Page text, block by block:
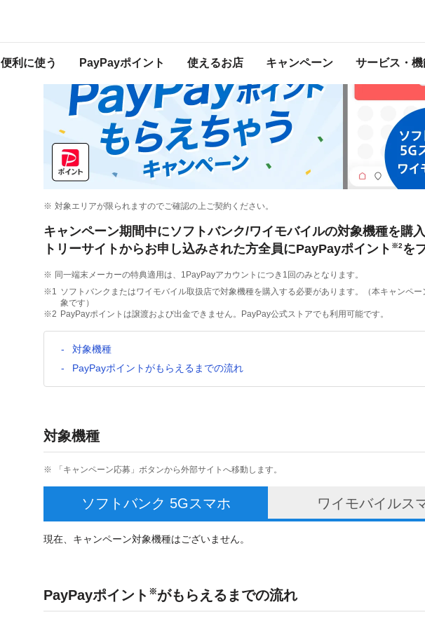
便利に使う PayPayポイント 使えるお店 キャンペーン サービス・
対象エリアが限られますのでご確認の上ご契約ください。
キャンペーン期間中にソフトバンク/ワイモバイルの対象機種を購
トリーサイトからお申し込みされた方全員にPayPayポイント ※2を
同一端末メーカーの特典適用は、1PayPayアカウントにつき1回のみとなります。
ソフトバンクまたはワイモバイル取扱店で対象機種を購入する必要があります。（本キャンペ
象です）
PayPayポイントは譲渡および出金できません。PayPay公式ストアでも利用可能です。
対象機種
PayPayポイントがもらえるまでの流れ
対象機種
「キャンペーン応募」ボタンから外部サイトへ移動します。
ソフトバンク 5Gスマホ ワイモバイルス
現在、キャンペーン対象機種はございません。
PayPayポイント ※がもらえるまでの流れ